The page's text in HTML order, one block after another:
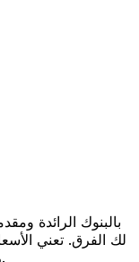
لك الفرق. تعني
رسوم خفية قيمة أكبر على كل عملية تحويل.